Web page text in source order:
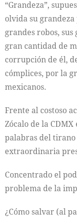
“Grandeza”,
olvida su
grandes robos,
gran cantidad de
corrupción de él,
cómplices, por la
mexicanos.
Frente al costoso
Zócalo de la
palabras del tirano
extraordinaria
Concentrado el
problema de la
¿Cómo salvar (al